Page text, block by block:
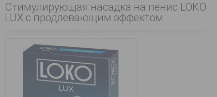
Стимулирующая насадка на пенис LOKO
LUX с продлевающим эффектом